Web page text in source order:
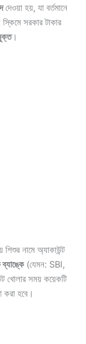
দেওয়া হয়, যা বর্তমানে
সরকার টাকার
।
নামে অ্যাকাউন্ট
ব্যাঙ্কে (যেমন: SBI,
খোলার সময় কয়েকটি
করা হবে।